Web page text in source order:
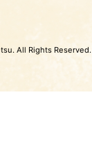
All Rights Reserved.